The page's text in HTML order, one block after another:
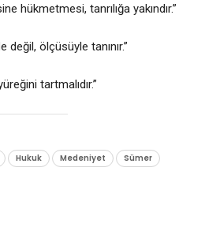
hükmetmesi, tanrılığa yakındır.”
değil, ölçüsüyle tanınır.”
tartmalıdır.”
Hukuk Medeniyet
Sümer